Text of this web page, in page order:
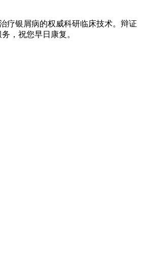
疗银屑病的权威科研临床技术。辩证
，祝您早日康复。